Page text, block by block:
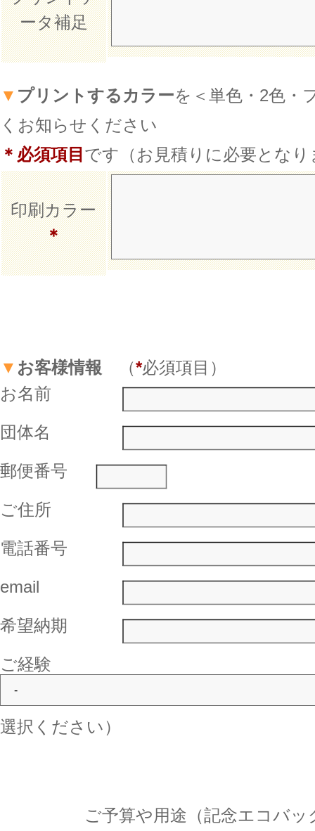
ータ補足
▼ プリントするカラーを＜単色・2色・
くお知らせください
＊ 必須項目 です（お見積りに必要となり
印刷カラー
＊
▼ お客様情報 （*必須項目）
お名前
団体名
郵便番号
ご住所
電話番号
email
希望納期
ご経験
選択ください）
ご予算や用途（記念エコバッグ